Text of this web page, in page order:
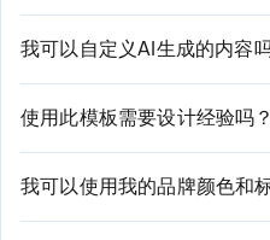
我们AI驱动的博士答辩演
简化您的创建流程：
1. 选择模板并输入您的基本要求
2. 我们的AI分析您的输入并生成
我可以自定义AI生成的内容
是的，当然可以！虽然我们
容，但您仍拥有完全的控制
本、修改布局、调整样式，
平台既提供自动化建议，也
使用此模板需要设计经验吗？
无需设计经验！我们由 AI
素。您只需专注于内容，我
果。我们的智能设计系统会
我可以使用我的品牌颜色和
是的！我们的模板支持全面